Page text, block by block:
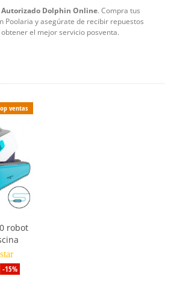
Dolphin Online. Compra tus
Poolaria y asegúrate de recibir repuestos
el mejor servicio posventa.
ventas
robot
star
-15%